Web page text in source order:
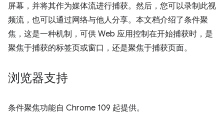
屏幕，并将其作为媒体流进行捕获。然后，您可以录制此视
频流，也可以通过网络与他人分享。本文档介绍了条件聚
焦，这是一种机制，可供 Web 应用控制在开始捕获时，是
聚焦于捕获的标签页或窗口，还是聚焦于捕获页面。
浏览器支持
条件聚焦功能自 Chrome 109 起提供。